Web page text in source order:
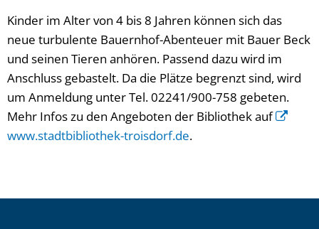
Kinder im Alter von 4 bis 8 Jahren können sich das
neue turbulente Bauernhof-Abenteuer mit Bauer Beck
und seinen Tieren anhören. Passend dazu wird im
Anschluss gebastelt. Da die Plätze begrenzt sind, wird
um Anmeldung unter Tel. 02241/900-758 gebeten.
Mehr Infos zu den Angeboten der Bibliothek auf
www.stadtbibliothek-troisdorf.de.